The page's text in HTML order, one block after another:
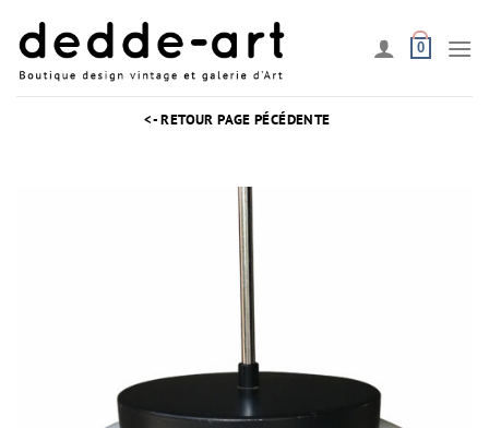
contenu
0
<- RETOUR PAGE PÉCÉDENTE